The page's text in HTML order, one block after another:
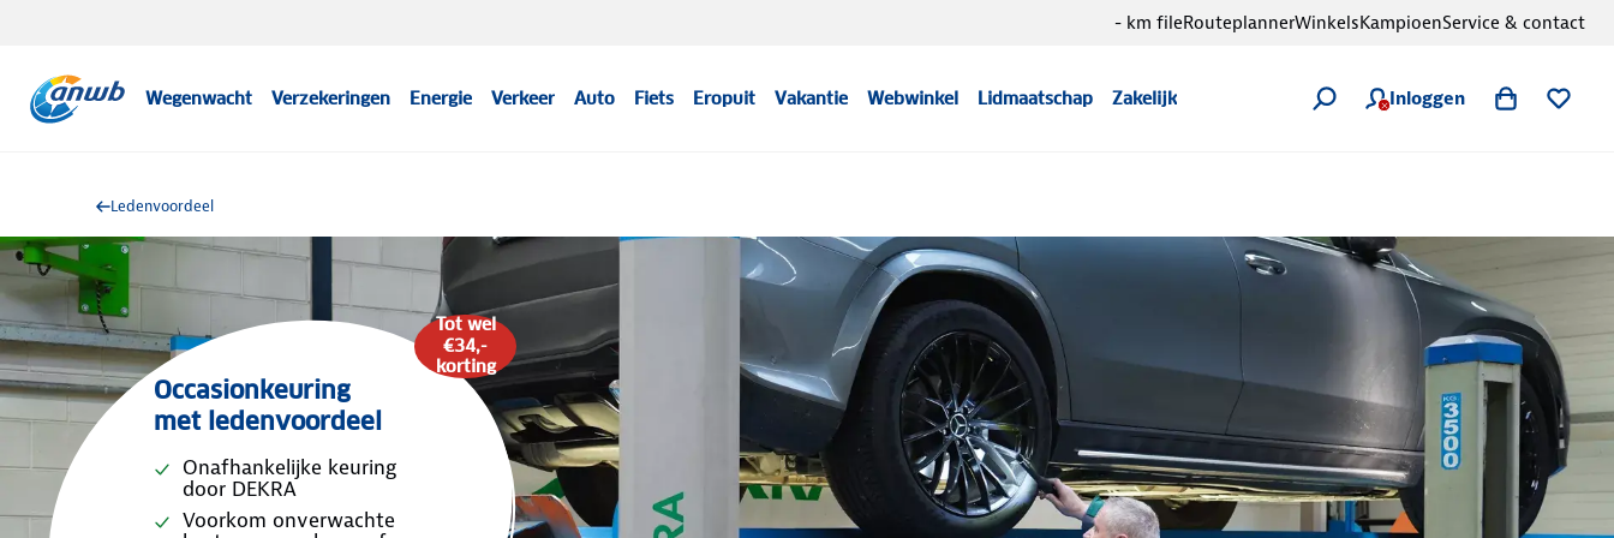
Wegenwacht Verzekeringen Energie Verkeer Auto Fiets Eropuit Vakantie Webwinkel Lidmaatschap Zakelijk Inloggen
- km fileRouteplannerWinkelsKampioenService & contact
Ledenvoordeel
Tot wel
€34,-
korting
Occasionkeuring
met ledenvoordeel
Onafhankelijke keuring
door DEKRA
Voorkom onverwachte